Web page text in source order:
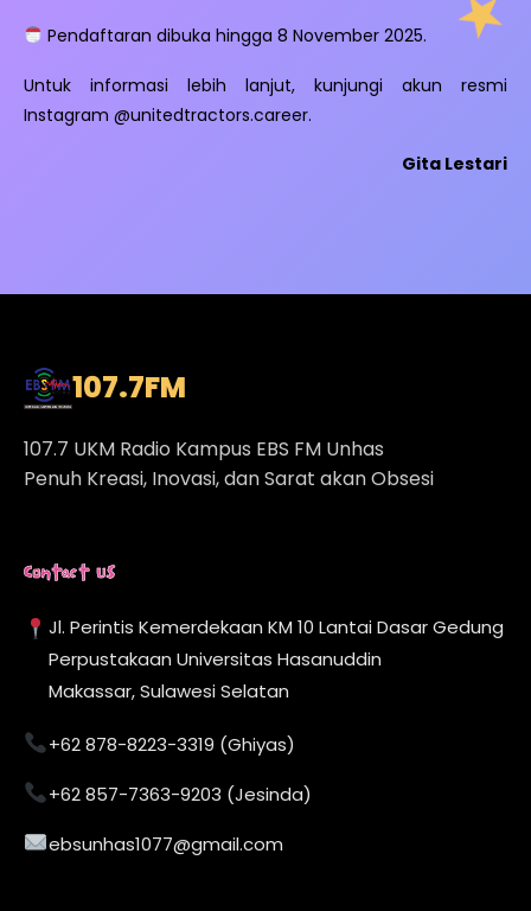
Pendaftaran dibuka hingga 8 November 2025.
Untuk informasi lebih lanjut, kunjungi akun resmi
Instagram @unitedtractors.career.
Gita Lestari
107.7FM
107.7 UKM Radio Kampus EBS FM Unhas
Penuh Kreasi, Inovasi, dan Sarat akan Obsesi
Contact Us
Jl. Perintis Kemerdekaan KM 10 Lantai Dasar Gedung
Perpustakaan Universitas Hasanuddin
Makassar, Sulawesi Selatan
+62 878-8223-3319 (Ghiyas)
+62 857-7363-9203 (Jesinda)
ebsunhas1077@gmail.com